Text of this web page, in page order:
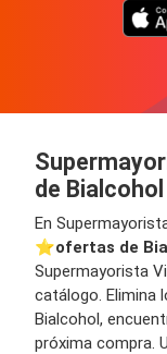
de Bialcohol
En
⭐️ofertas de
Supermayorista
catálogo. Elimina
Bialcohol,
próxima compra.